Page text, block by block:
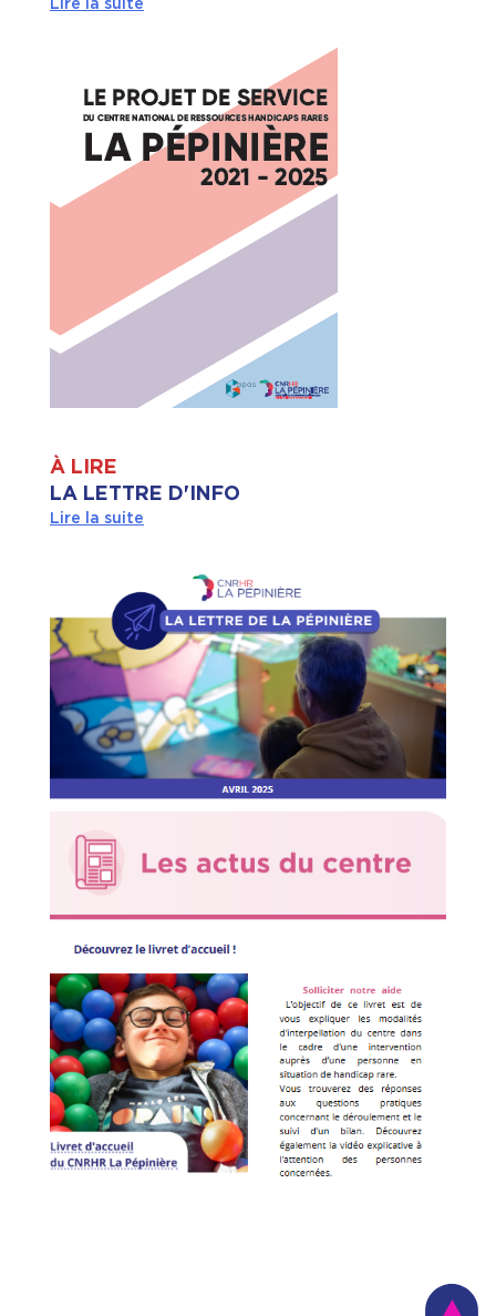
À LIRE
LA LETTRE D'INFO
Lire la suite